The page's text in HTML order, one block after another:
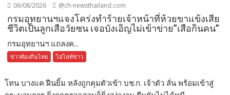
06/08/2026 @ch-newsthailand.com
กรมอุทยานฯแจงโคร่งทำร้ายเจ้าหน้าที่ห้วยขาแข้งเสีย
ชีวิตเป็นลูกเสือวัยซน เจอบังเอิญไม่เข้าข่าย”เสือกินคน”
กรมอุทยานฯ แถลงค...
ข่าวท้องถิ่นไทย ไฮไลท์ข่าว
โทน บางแค ฝืนยิ้ม หลังถูกคุมตัวเข้า บช.ก. เจ้าตัว ลั่น พร้อมเข้าสู่